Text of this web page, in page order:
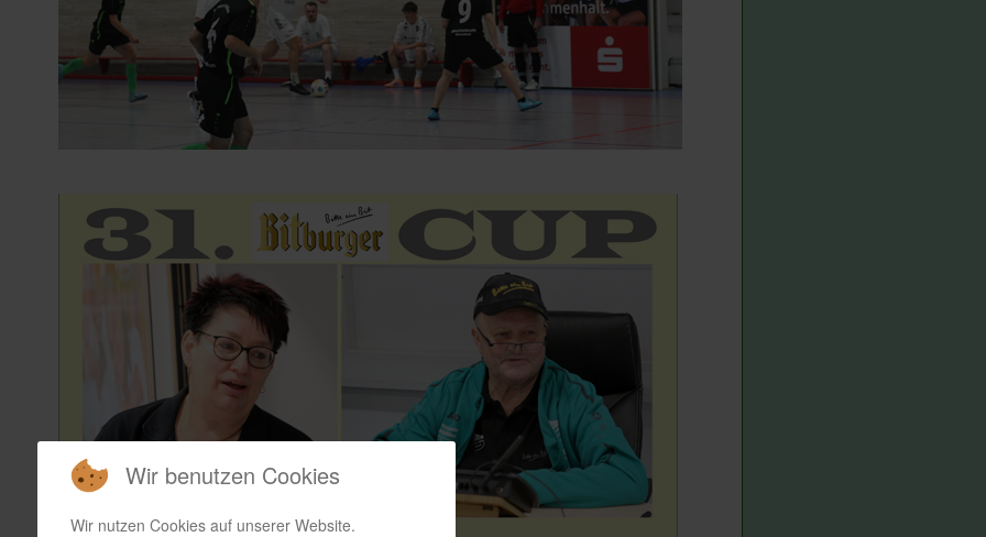
Wir benutzen Cookies
Wir nutzen Cookies auf unserer Website.